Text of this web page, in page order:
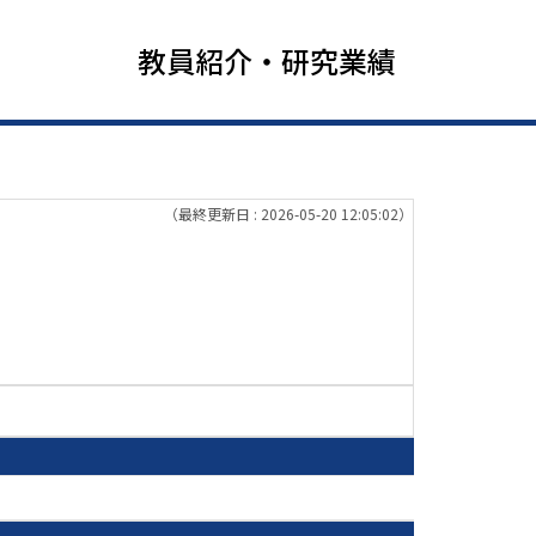
教員紹介・研究業績
（最終更新日 : 2026-05-20 12:05:02）